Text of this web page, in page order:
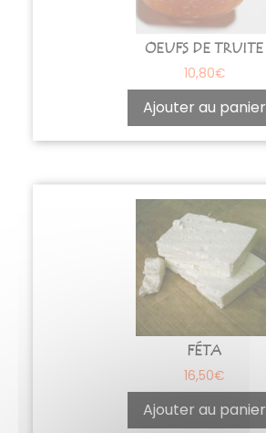
OEUFS DE TRUITE
10,80€
Ajouter au panier
FÉTA
16,50€
Ajouter au panier